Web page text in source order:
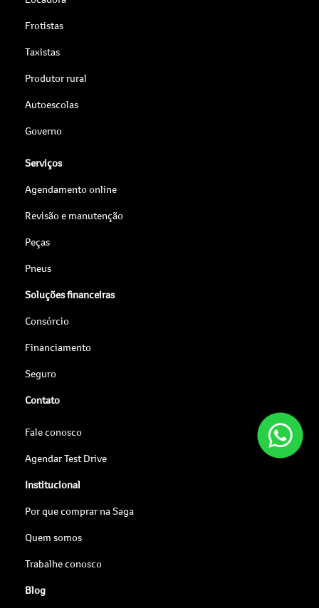
Frotistas
Taxistas
Produtor rural
Autoescolas
Governo
Serviços
Agendamento online
Revisão e manutenção
Peças
Pneus
Soluções financeiras
Consórcio
Financiamento
Seguro
Contato
Fale conosco
Agendar Test Drive
Institucional
Por que comprar na Saga
Quem somos
Trabalhe conosco
Blog